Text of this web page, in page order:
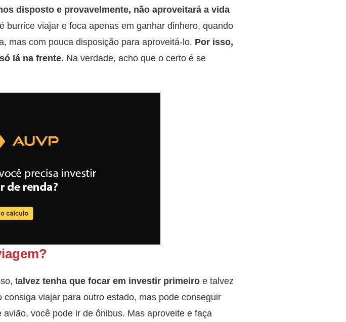
disposto e provavelmente, não aproveitará a vida
burrice viajar e foca apenas em ganhar dinhero, quando
mas com pouca disposição para aproveitá-lo. Por isso,
lá na frente. Na verdade, acho que o certo é se
talvez tenha que focar em investir primeiro e talvez
viajar para outro estado, mas pode conseguir
você pode ir de ônibus. Mas aproveite e faça